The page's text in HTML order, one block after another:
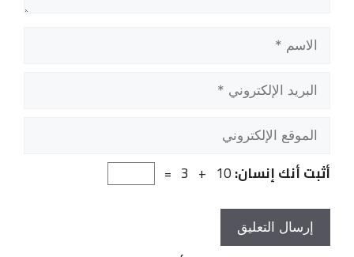
الاسم
البريد
الإلكتروني
الموقع
الإلكتروني
أثبت أنك إنسان:10 + 3 =